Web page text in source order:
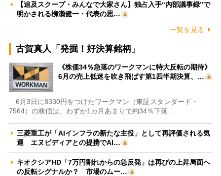
【追及スクープ・みんなで大家さん】独占入手“内部議事録”で
明かされる柳瀬健一・代表の思…
一覧を見る
古賀真人「発掘！好決算銘柄」
《株価34％急落のワークマンに特大反転の期待》
6月の売上低迷を吹き飛ばす第1四半期決算、…
6月3日に8330円をつけたワークマン（東証スタンダード・
7564）の株価は、わずか1カ月あまりで約34％下落…
三菱重工が「AIインフラの新たな主役」として再評価される気
運 エヌビディアとの提携でAI…
キオクシアHD「7万円割れからの急反発」は再びの上昇局面へ
の反転シグナルか？ 市場のムー…